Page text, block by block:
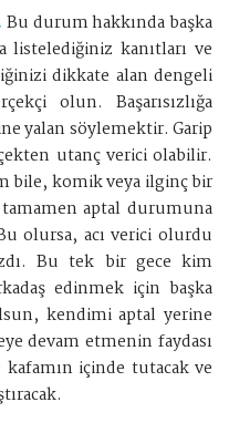
Bu durum hakkında başka
listelediğiniz kanıtları ve
dikkate alan dengeli
olun. Başarısızlığa
yalan söylemektir. Garip
utanç verici olabilir.
bile, komik veya ilginç bir
aptal durumuna
olursa, acı verici olurdu
Bu tek bir gece kim
edinmek için başka
kendimi aptal yerine
devam etmenin faydası
içinde tutacak ve